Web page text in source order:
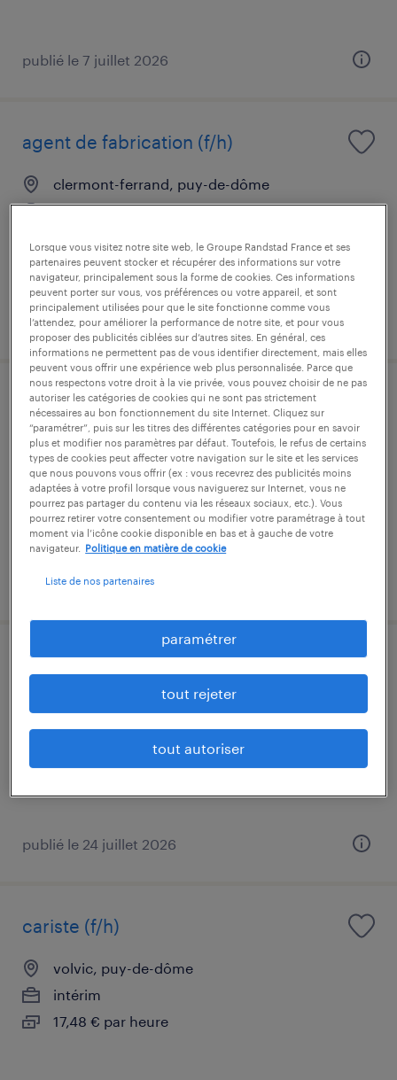
publié le 7 juillet 2026
agent de fabrication (f/h)
clermont-ferrand, puy-de-dôme
intérim
publié le 31 mars 2026
agent de fabrication (f/h)
issoire, puy-de-dôme
intérim
12,02 € par heure
publié le 9 février 2026
conducteur de ligne de
conditionnement (f/h)
volvic, puy-de-dôme
publié le 24 juillet 2026
cariste (f/h)
volvic, puy-de-dôme
intérim
17,48 € par heure
Lorsque vous visitez notre site web, le Groupe Randstad France et ses
partenaires peuvent stocker et récupérer des informations sur votre
navigateur, principalement sous la forme de cookies. Ces informations
peuvent porter sur vous, vos préférences ou votre appareil, et sont
principalement utilisées pour que le site fonctionne comme vous
l’attendez, pour améliorer la performance de notre site, et pour vous
proposer des publicités ciblées sur d’autres sites. En général, ces
informations ne permettent pas de vous identifier directement, mais elles
peuvent vous offrir une expérience web plus personnalisée. Parce que
nous respectons votre droit à la vie privée, vous pouvez choisir de ne pas
autoriser les catégories de cookies qui ne sont pas strictement
nécessaires au bon fonctionnement du site Internet. Cliquez sur
“paramétrer”, puis sur les titres des différentes catégories pour en savoir
plus et modifier nos paramètres par défaut. Toutefois, le refus de certains
types de cookies peut affecter votre navigation sur le site et les services
que nous pouvons vous offrir (ex : vous recevrez des publicités moins
adaptées à votre profil lorsque vous naviguerez sur Internet, vous ne
pourrez pas partager du contenu via les réseaux sociaux, etc.). Vous
pourrez retirer votre consentement ou modifier votre paramétrage à tout
moment via l’icône cookie disponible en bas et à gauche de votre
navigateur.
Politique en matière de cookie
Liste de nos partenaires
paramétrer
tout rejeter
tout autoriser